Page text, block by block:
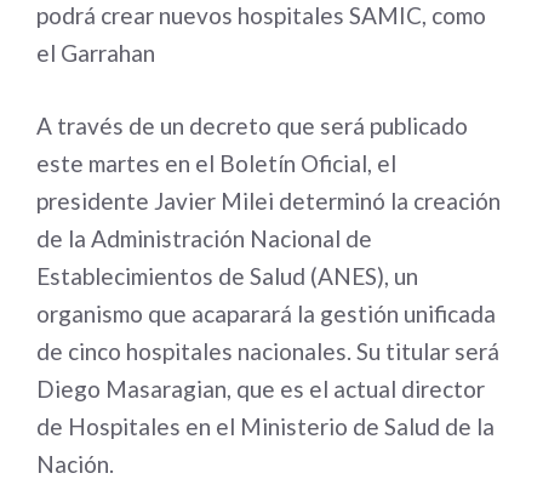
podrá crear nuevos hospitales SAMIC, como
el Garrahan
A través de un decreto que será publicado
este martes en el Boletín Oficial, el
presidente Javier Milei determinó la creación
de la Administración Nacional de
Establecimientos de Salud (ANES), un
organismo que acaparará la gestión unificada
de cinco hospitales nacionales. Su titular será
Diego Masaragian, que es el actual director
de Hospitales en el Ministerio de Salud de la
Nación.